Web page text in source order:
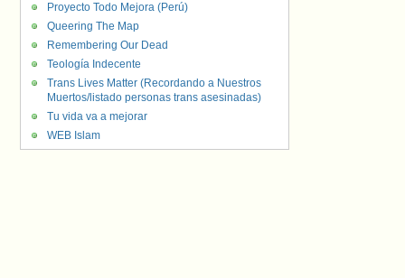
Proyecto Todo Mejora (Perú)
Queering The Map
Remembering Our Dead
Teología Indecente
Trans Lives Matter (Recordando a Nuestros
Muertos/listado personas trans asesinadas)
Tu vida va a mejorar
WEB Islam